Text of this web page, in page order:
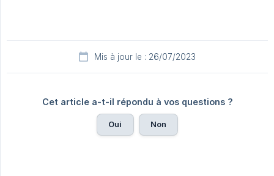
Mis à jour le : 26/07/2023
Cet article a-t-il répondu à vos questions ?
Oui Non